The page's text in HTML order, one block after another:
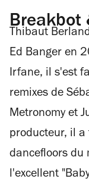
Breakbot
Thibaut
Ed Banger en
Irfane, il s'est
remixes de
Metronomy et
producteur, il
dancefloors du
l'excellent